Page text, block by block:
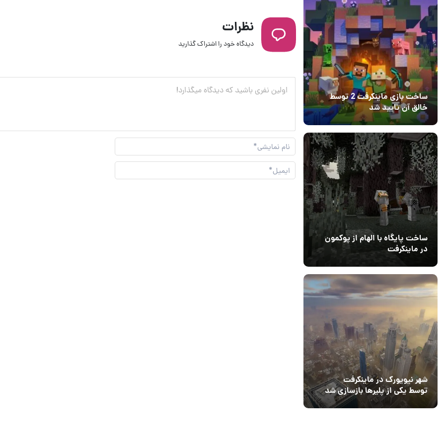
ساخت بازی ماینکرفت 2 توسط
خالق آن تایید شد
۱
04 آبان 1403
ساخت پایگاه با الهام از پوکمون
در ماینکرفت
شهر نیویورک در ماینکرفت
توسط یکی از پلیرها بازسازی شد
نظرات
دیدگاه خود را اشتراک گذارید
نام
نمایشی*
ایمیل*